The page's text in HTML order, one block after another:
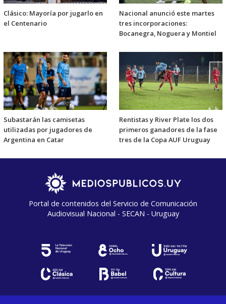
Clásico: Mayoría por jugarlo en
el Centenario
Nacional anunció este martes
tres incorporaciones:
Bocanegra, Noguera y Montiel
Subastarán las camisetas
utilizadas por jugadores de
Argentina en Catar
Rentistas y River Plate los dos
primeros ganadores de la fase
tres de la Copa AUF Uruguay
Portal de contenidos del Servicio de Comunicación
Audiovisual Nacional - SECAN - Uruguay